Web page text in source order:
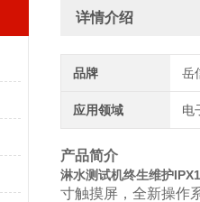
详情介绍
品牌 岳
应用领域 电
产品简介
淋水测试机终生维护
寸触摸屏，全新操作